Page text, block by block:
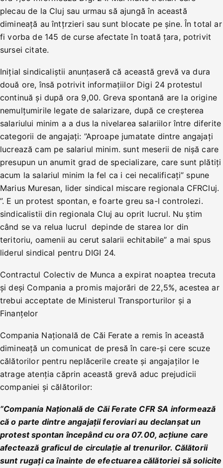
plecau de la Cluj sau urmau să ajungă în această
dimineață au întțrzieri sau sunt blocate pe șine. În total ar
fi vorba de 145 de curse afectate în toată țara, potrivit
sursei citate.
Inițial sindicaliștii anunțaseră că această grevă va dura
două ore, însă potrivit informațiilor Digi 24 protestul
continuă și după ora 9,00. Greva spontană are la origine
nemulțumirile legate de salarizare, după ce creșterea
salariului minim a a dus la nivelarea salariilor între diferite
categorii de angajați: ”Aproape jumatate dintre angajați
lucrează cam pe salariul minim. sunt meserii de nișă care
presupun un anumit grad de specializare, care sunt plătiți
acum la salariul minim la fel ca i cei necalificați” spune
Marius Muresan, lider sindical miscare regionala CFRCluj.
”. E un protest spontan, e foarte greu sa-l controlezi.
sindicalistii din regionala Cluj au oprit lucrul. Nu știm
când se va relua lucrul depinde de starea lor din
teritoriu, oamenii au cerut salarii echitabile” a mai spus
liderul sindical pentru DIGI 24.
Contractul Colectiv de Munca a expirat noaptea trecuta
și deși Compania a promis majorări de 22,5%, acestea ar
trebui acceptate de Ministerul Transporturilor și a
Finanțelor
Compania Națională de Căi Ferate a remis în această
dimineață un comunicat de presă în care-și cere scuze
călătorilor pentru neplăcerile create și angajaților le
atrage atenția căprin această grevă aduc prejudicii
companiei și călătorilor:
”Compania Naţională de Căi Ferate CFR SA informează
că o parte dintre angajaţii feroviari au declanşat un
protest spontan începând cu ora 07.00, acţiune care
afectează graficul de circulaţie al trenurilor. Călătorii
sunt rugaţi ca înainte de efectuarea călătoriei să solicite